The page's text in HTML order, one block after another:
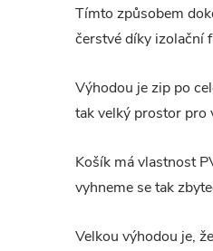
Tímto způsobem
čerstvé díky izolační
Výhodou je zip po
tak velký prostor pro
Košík má vlastnost
vyhneme se tak
Velkou výhodou je,